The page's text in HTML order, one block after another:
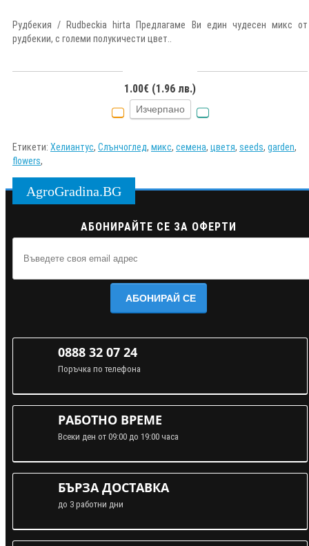
Рудбекия / Rudbeckia hirta Предлагаме Ви един чудесен микс от
рудбекии, с големи полукичести цвет..
1.00€ (1.96 лв.)
Изчерпано
Етикети: Хелиантус, Слънчоглед, микс, семена, цветя, seeds, garden,
flowers,
AgroGradina.BG
АБОНИРАЙТЕ СЕ ЗА ОФЕРТИ
АБОНИРАЙ СЕ
0888 32 07 24
Поръчка по телефона
РАБОТНО ВРЕМЕ
Всеки ден от 09:00 до 19:00 часа
БЪРЗА ДОСТАВКА
до 3 работни дни